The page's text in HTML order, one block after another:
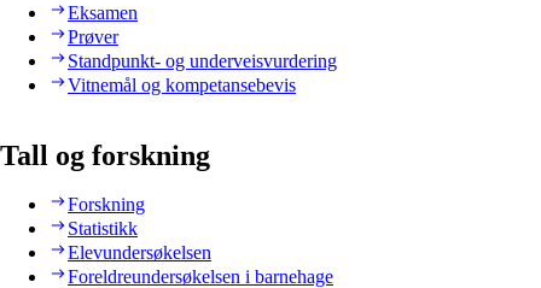
Eksamen
Prøver
Standpunkt- og underveisvurdering
Vitnemål og kompetansebevis
Tall og forskning
Forskning
Statistikk
Elevundersøkelsen
Foreldreundersøkelsen i barnehage